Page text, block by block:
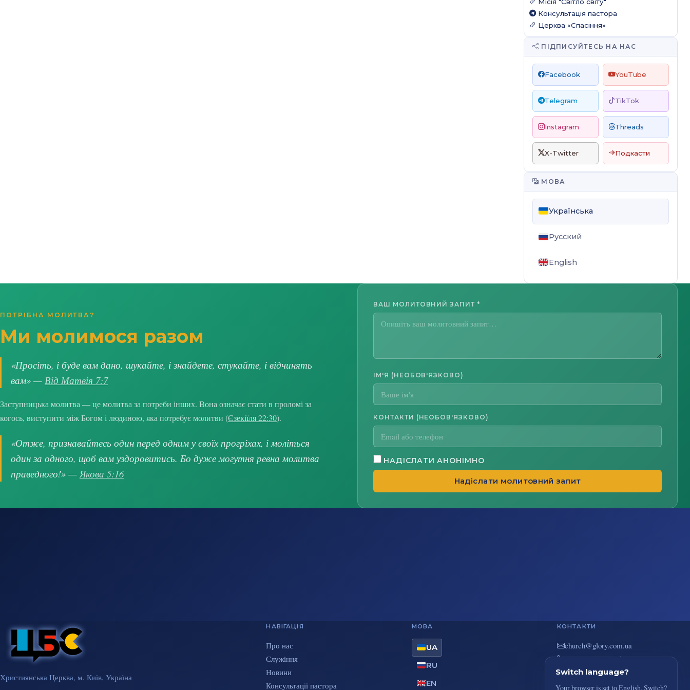
Консультація пастора
Церква «Спасіння»
ПІДПИСУЙТЕСЬ НА НАС
Facebook YouTube
Telegram TikTok
Instagram Threads
X-Twitter Подкасти
МОВА
Українська
Русский
English
ПОТРІБНА МОЛИТВА?
Ми молимося разом
«Просіть, і буде вам дано, шукайте, і знайдете, стукайте, і відчинять
вам» — Від Матвія 7:7
Заступницька молитва — це молитва за потреби інших. Вона означає стати в проломі за
когось, виступити між Богом і людиною, яка потребує молитви (Єзекіїля 22:30).
«Отже, признавайтесь один перед одним у своїх прогріхах, і моліться
один за одного, щоб вам уздоровитись. Бо дуже могутня ревна молитва
праведного!» —Якова 5:16
ВАШ МОЛИТОВНИЙ ЗАПИТ *
ІМ'Я (НЕОБОВ'ЯЗКОВО)
КОНТАКТИ (НЕОБОВ'ЯЗКОВО)
НАДІСЛАТИ АНОНІМНО
Надіслати молитовний запит
Християнська Церква, м. Київ, Україна
НАВІГАЦІЯ
Про нас
Служіння
Новини
Консультації пастора
МОВА
UA
RU
EN
КОНТАКТИ
au.moc.yrolg@hcruhc
+38(044) 383-73-51
вул. В. Покотила 7/2, Київ
Switch language?
Your browser is set to English. Switch?